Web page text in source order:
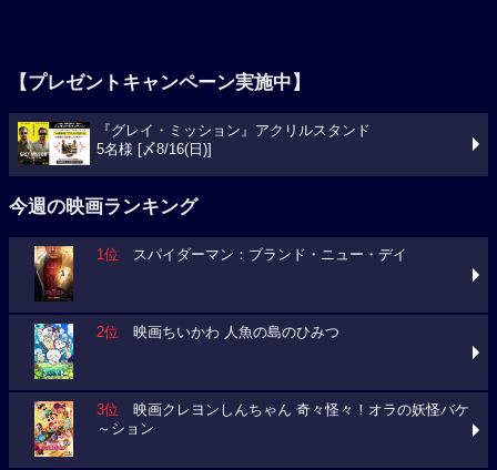
【プレゼントキャンペーン実施中】
『グレイ・ミッション』アクリルスタンド
5名様 [〆8/16(日)]
今週の映画ランキング
1位 スパイダーマン：ブランド・ニュー・デイ
2位 映画ちいかわ 人魚の島のひみつ
3位 映画クレヨンしんちゃん 奇々怪々！オラの妖怪バケ
～ション